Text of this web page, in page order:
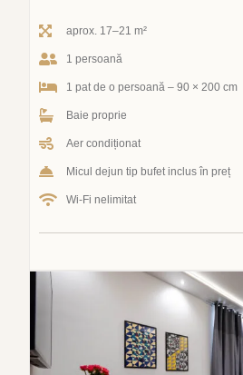
aprox. 17–21 m²
1 persoană
1 pat de o persoană – 90 × 200 cm
Baie proprie
Aer condiționat
Micul dejun tip bufet inclus în preț
Wi-Fi nelimitat